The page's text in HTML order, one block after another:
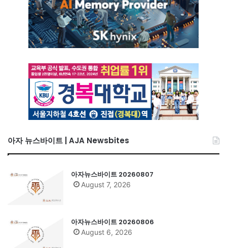
아자 뉴스바이트 | AJA Newsbites
아자뉴스바이트 20260807
August 7, 2026
아자뉴스바이트 20260806
August 6, 2026